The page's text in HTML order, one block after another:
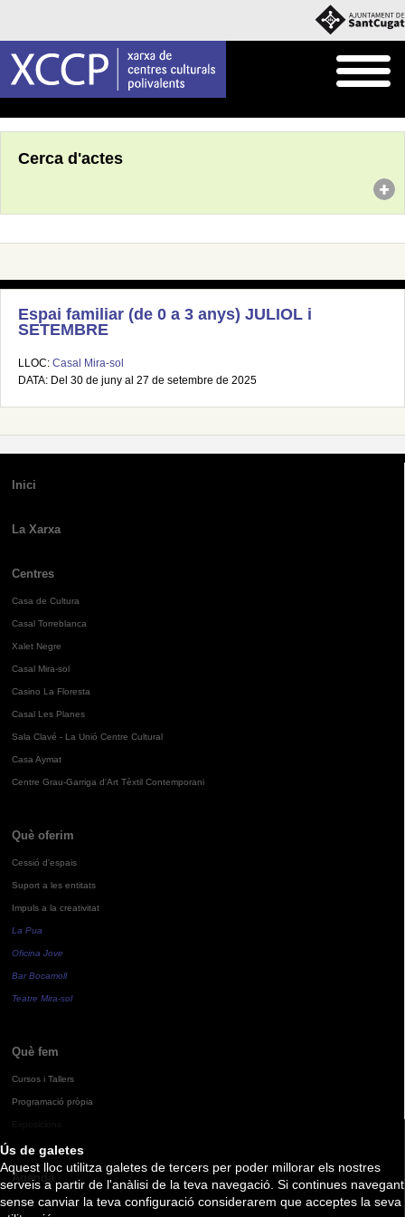
Ús de galetes
Aquest lloc utilitza galetes de tercers per poder millorar els nostres
serveis a partir de l'anàlisi de la teva navegació. Si continues navegant
sense canviar la teva configuració considerarem que acceptes la seva
Cerca d'actes
Espai familiar (de 0 a 3 anys) JULIOL i
SETEMBRE
LLOC: Casal Mira-sol
DATA: Del 30 de juny al 27 de setembre de 2025
Inici
La Xarxa
Centres
Casa de Cultura
Casal Torreblanca
Xalet Negre
Casal Mira-sol
Casino La Floresta
Casal Les Planes
Sala Clavé - La Unió Centre Cultural
Casa Aymat
Centre Grau-Garriga d'Art Tèxtil Contemporani
Què oferim
Cessió d'espais
Suport a les entitats
Impuls a la creativitat
La Pua
Oficina Jove
Bar Bocamoll
Teatre Mira-sol
Què fem
Cursos i Tallers
Programació pròpia
Agenda